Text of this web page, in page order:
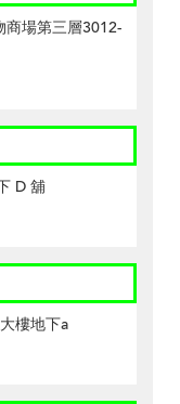
商場第三層3012-
D 舖
樓地下a